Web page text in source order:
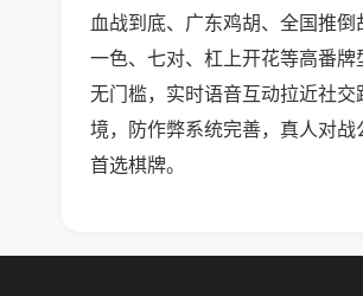
血战到底、广东鸡胡、全国推
一色、七对、杠上开花等高番
无门槛，实时语音互动拉近社
境，防作弊系统完善，真人对
首选棋牌。